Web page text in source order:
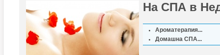
На СПА в
Ароматерапия...
Домашна СПА...